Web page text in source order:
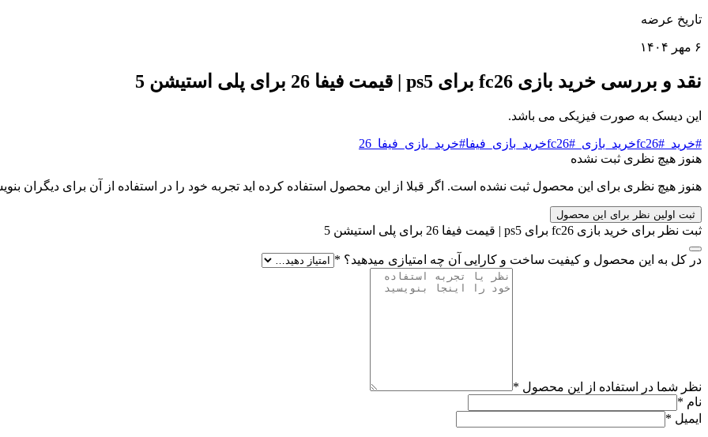
تاریخ عرضه
۶ مهر ۱۴۰۴
نقد و بررسی خرید بازی fc26 برای ps5 | قیمت فیفا 26 برای پلی استیشن 5
این دیسک به صورت فیزیکی می باشد.
#خرید_fc26 #خرید_بازی_fc26 #خرید_بازی_فیفا
#خرید_بازی_فیفا_26
هنوز هیچ نظری ثبت نشده
هنوز هیچ نظری برای این محصول ثبت نشده است. اگر قبلا از این محصول استفاده کرده اید تجربه خود را در استفاده از آن برای دیگران
ثبت اولین نظر برای این محصول
ثبت نظر برای خرید بازی fc26 برای ps5 | قیمت فیفا 26 برای پلی استیشن 5
در کل به این محصول و کیفیت ساخت و کارایی آن چه امتیازی میدهید؟ *
نظر شما در استفاده از این محصول *
نام *
ایمیل *